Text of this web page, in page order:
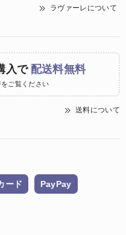
ラヴァーレについて
入で 配送料無料
ご覧ください
送料について
ード PayPay